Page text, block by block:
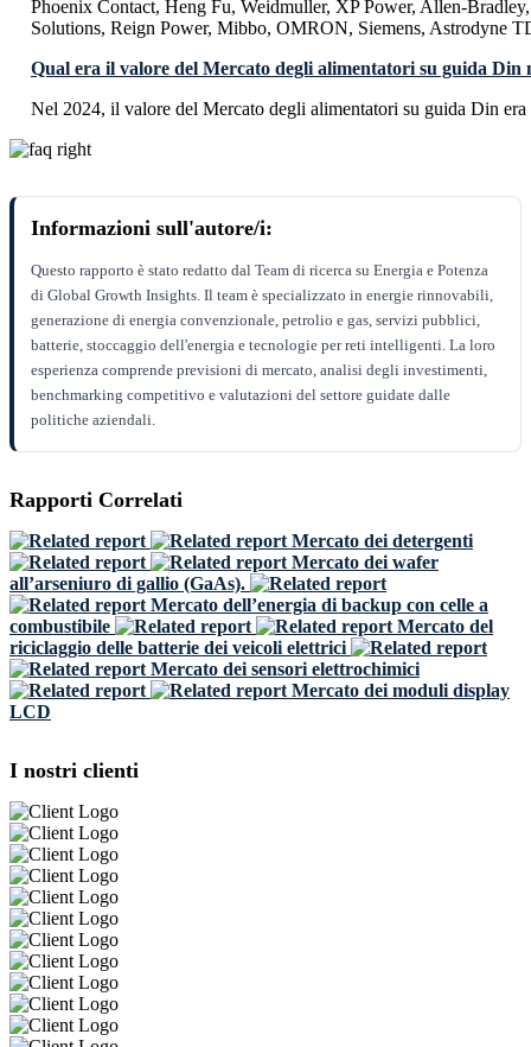
Phoenix Contact, Heng Fu, Weidmuller, XP Power, Allen-
Solutions, Reign Power, Mibbo, OMRON, Siemens, Astrodyne
Qual era il valore del Mercato degli alimentatori su guida Din
Nel 2024, il valore del Mercato degli alimentatori su guida Din
Informazioni sull'autore/i:
Questo rapporto è stato redatto dal Team di ricerca su Energia e Potenza
di Global Growth Insights. Il team è specializzato in energie rinnovabili,
generazione di energia convenzionale, petrolio e gas, servizi pubblici,
batterie, stoccaggio dell'energia e tecnologie per reti intelligenti. La loro
esperienza comprende previsioni di mercato, analisi degli investimenti,
benchmarking competitivo e valutazioni del settore guidate dalle
politiche aziendali.
Rapporti Correlati
Mercato dei detergenti
Mercato dei wafer
all’arseniuro di gallio (GaAs).
Mercato dell’energia di backup con celle a
combustibile
Mercato del
riciclaggio delle batterie dei veicoli elettrici
Mercato dei sensori elettrochimici
Mercato dei moduli display
LCD
I nostri clienti